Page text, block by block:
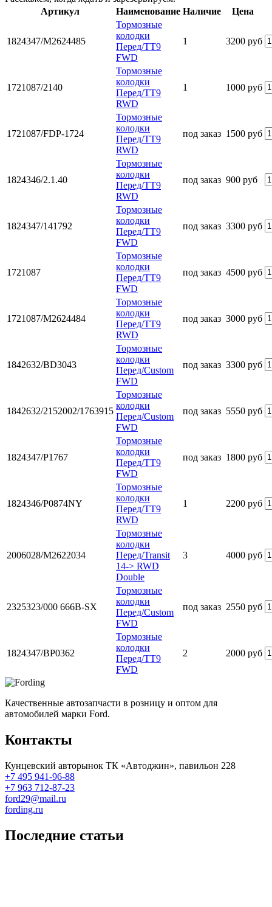
Артикул
Наименование Наличие Цена
1824347/M2624485
Тормозные
колодки
Перед/TT9
FWD
1 3200 руб
1721087/2140
Тормозные
колодки
Перед/TT9
RWD
1 1000 руб
1721087/FDP-1724
Тормозные
колодки
Перед/TT9
RWD
под заказ 1500 руб
1824346/2.1.40
Тормозные
колодки
Перед/TT9
RWD
под заказ 900 руб
1824347/141792
Тормозные
колодки
Перед/TT9
FWD
под заказ 3300 руб
1721087
Тормозные
колодки
Перед/TT9
FWD
под заказ 4500 руб
1721087/M2624484
Тормозные
колодки
Перед/TT9
RWD
под заказ 3000 руб
1842632/BD3043
Тормозные
колодки
Перед/Custom
FWD
под заказ 3300 руб
1842632/2152002/1763915
Тормозные
колодки
Перед/Custom
FWD
под заказ 5550 руб
1824347/P1767
Тормозные
колодки
Перед/TT9
FWD
под заказ 1800 руб
1824346/P0874NY
Тормозные
колодки
Перед/TT9
RWD
1 2200 руб
2006028/M2622034
Тормозные
колодки
Перед/Transit
14-> RWD
Double
3 4000 руб
2325323/000 666B-SX
Тормозные
колодки
Перед/Custom
FWD
под заказ 2550 руб
1824347/BP0362
Тормозные
колодки
Перед/TT9
FWD
2 2000 руб
Качественные автозапчасти в розницу и оптом для
автомобилей марки Ford.
Контакты
Кунцевский авторынок ТК «Автоджин», павильон 228
+7 495 941-96-88
+7 963 712-87-23
ford29@mail.ru
fording.ru
Последние статьи